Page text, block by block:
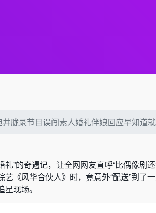
胧录节目误闯素人婚礼伴娘回应早知道
”的奇遇记，让全网网友直呼“比偶像剧
《风华合伙人》时，竟意外“配送”到了
现场。